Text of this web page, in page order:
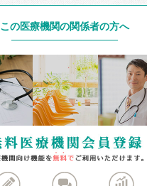
この医療機関の関係者の方へ